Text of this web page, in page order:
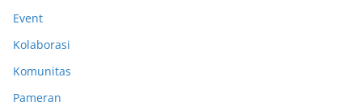
Event
Kolaborasi
Komunitas
Pameran